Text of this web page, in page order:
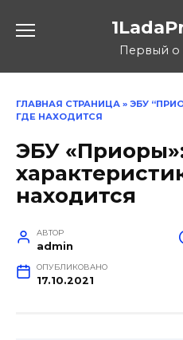
Первый о
ГЛАВНАЯ СТРАНИЦА » ЭБУ
ГДЕ НАХОДИТСЯ
ЭБУ
находится
АВТОР
admin
ОПУБЛИКОВАНО
17.10.2021